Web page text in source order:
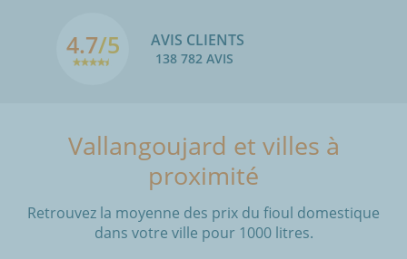
4.7/5 AVIS CLIENTS
138 782 AVIS
Vallangoujard et villes à
proximité
Retrouvez la moyenne des prix du fioul domestique
dans votre ville pour 1000 litres.